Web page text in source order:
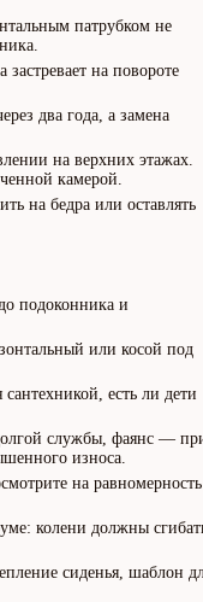
патрубком не
на повороте
два года, а замена
на верхних этажах.
камерой.
на бедра или оставлять
подоконника и
или косой под
есть ли дети
службы, фаянс —
износа.
на равномерность
колени должны
сиденья, шаблон